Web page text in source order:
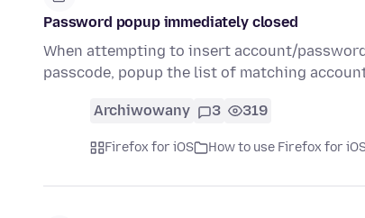
Password popup immediately closed
When attempting to insert account/
passcode, popup the list of matching
Archiwowany 3 319
Firefox for iOS How to use Firefox for